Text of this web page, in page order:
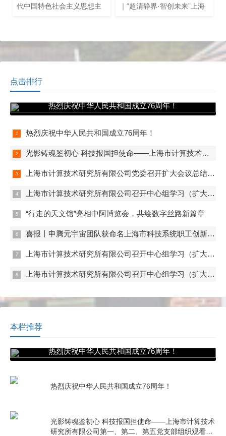
代中国特色社会主义思想主
｜“超清静界·智创未来”上海
点击排行
热烈庆祝中华人民共和国成立76周年！
热烈庆祝中华人民共和国成立76周年！
光影铸魂鉴初心 科技报国担使命——上海市计算技术研究所有限公司第一、第二、第五党支部组织观看电影《731》
上海市计算技术研究所有限公司党委召开扩大会议总结学习教育
上海市计算技术研究所有限公司召开中心组学习（扩大）会——组织观看抗战胜利80周年阅兵
“行走的天文馆”亮相中阿博览会，共绘数字丝路新篇章
喜报丨申腾元宇宙团队获命名上海市科技系统职工创新工作室
上海市计算技术研究所有限公司召开中心组学习（扩大）会——专题学习内控管理
上海市计算技术研究所有限公司召开中心组学习（扩大）会——专题学习数据流通与数据合规 数据产权与公共数据授权运营
本栏推荐
热烈庆祝中华人民共和国成立76周年！
热烈庆祝中华人民共和国成立76周年！
光影铸魂鉴初心 科技报国担使命——上海市计算技术
研究所有限公司第一、第二、第五党支部组织观看电